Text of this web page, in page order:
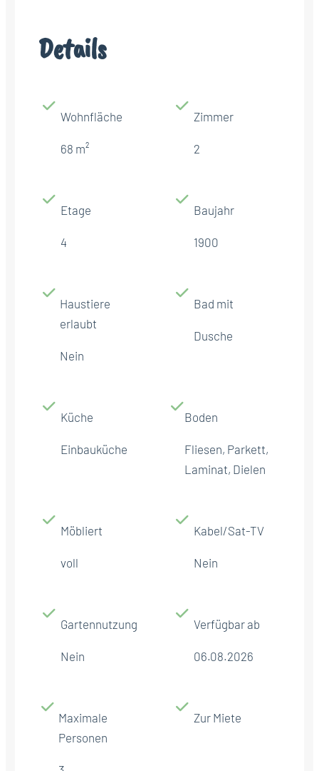
Details
Wohnfläche
68 m²
Zimmer
2
Etage
4
Baujahr
1900
Haustiere
erlaubt
Nein
Bad mit
Dusche
Küche
Einbauküche
Boden
Fliesen, Parkett,
Laminat, Dielen
Möbliert
voll
Kabel/Sat-TV
Nein
Gartennutzung
Nein
Verfügbar ab
06.08.2026
Maximale
Personen
Zur Miete